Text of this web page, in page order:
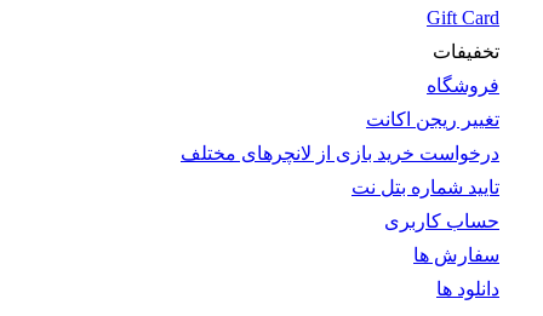
Gift Card
تخفیفات
فروشگاه
تغییر ریجن اکانت
درخواست خرید بازی از لانچرهای مختلف
تایید شماره بتل نت
حساب کاربری
سفارش ها
دانلود ها